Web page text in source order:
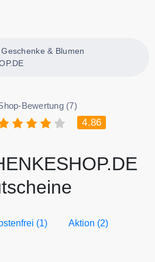
Geschenke & Blumen
Bewertung (7)
4.86
(1) Aktion (2)